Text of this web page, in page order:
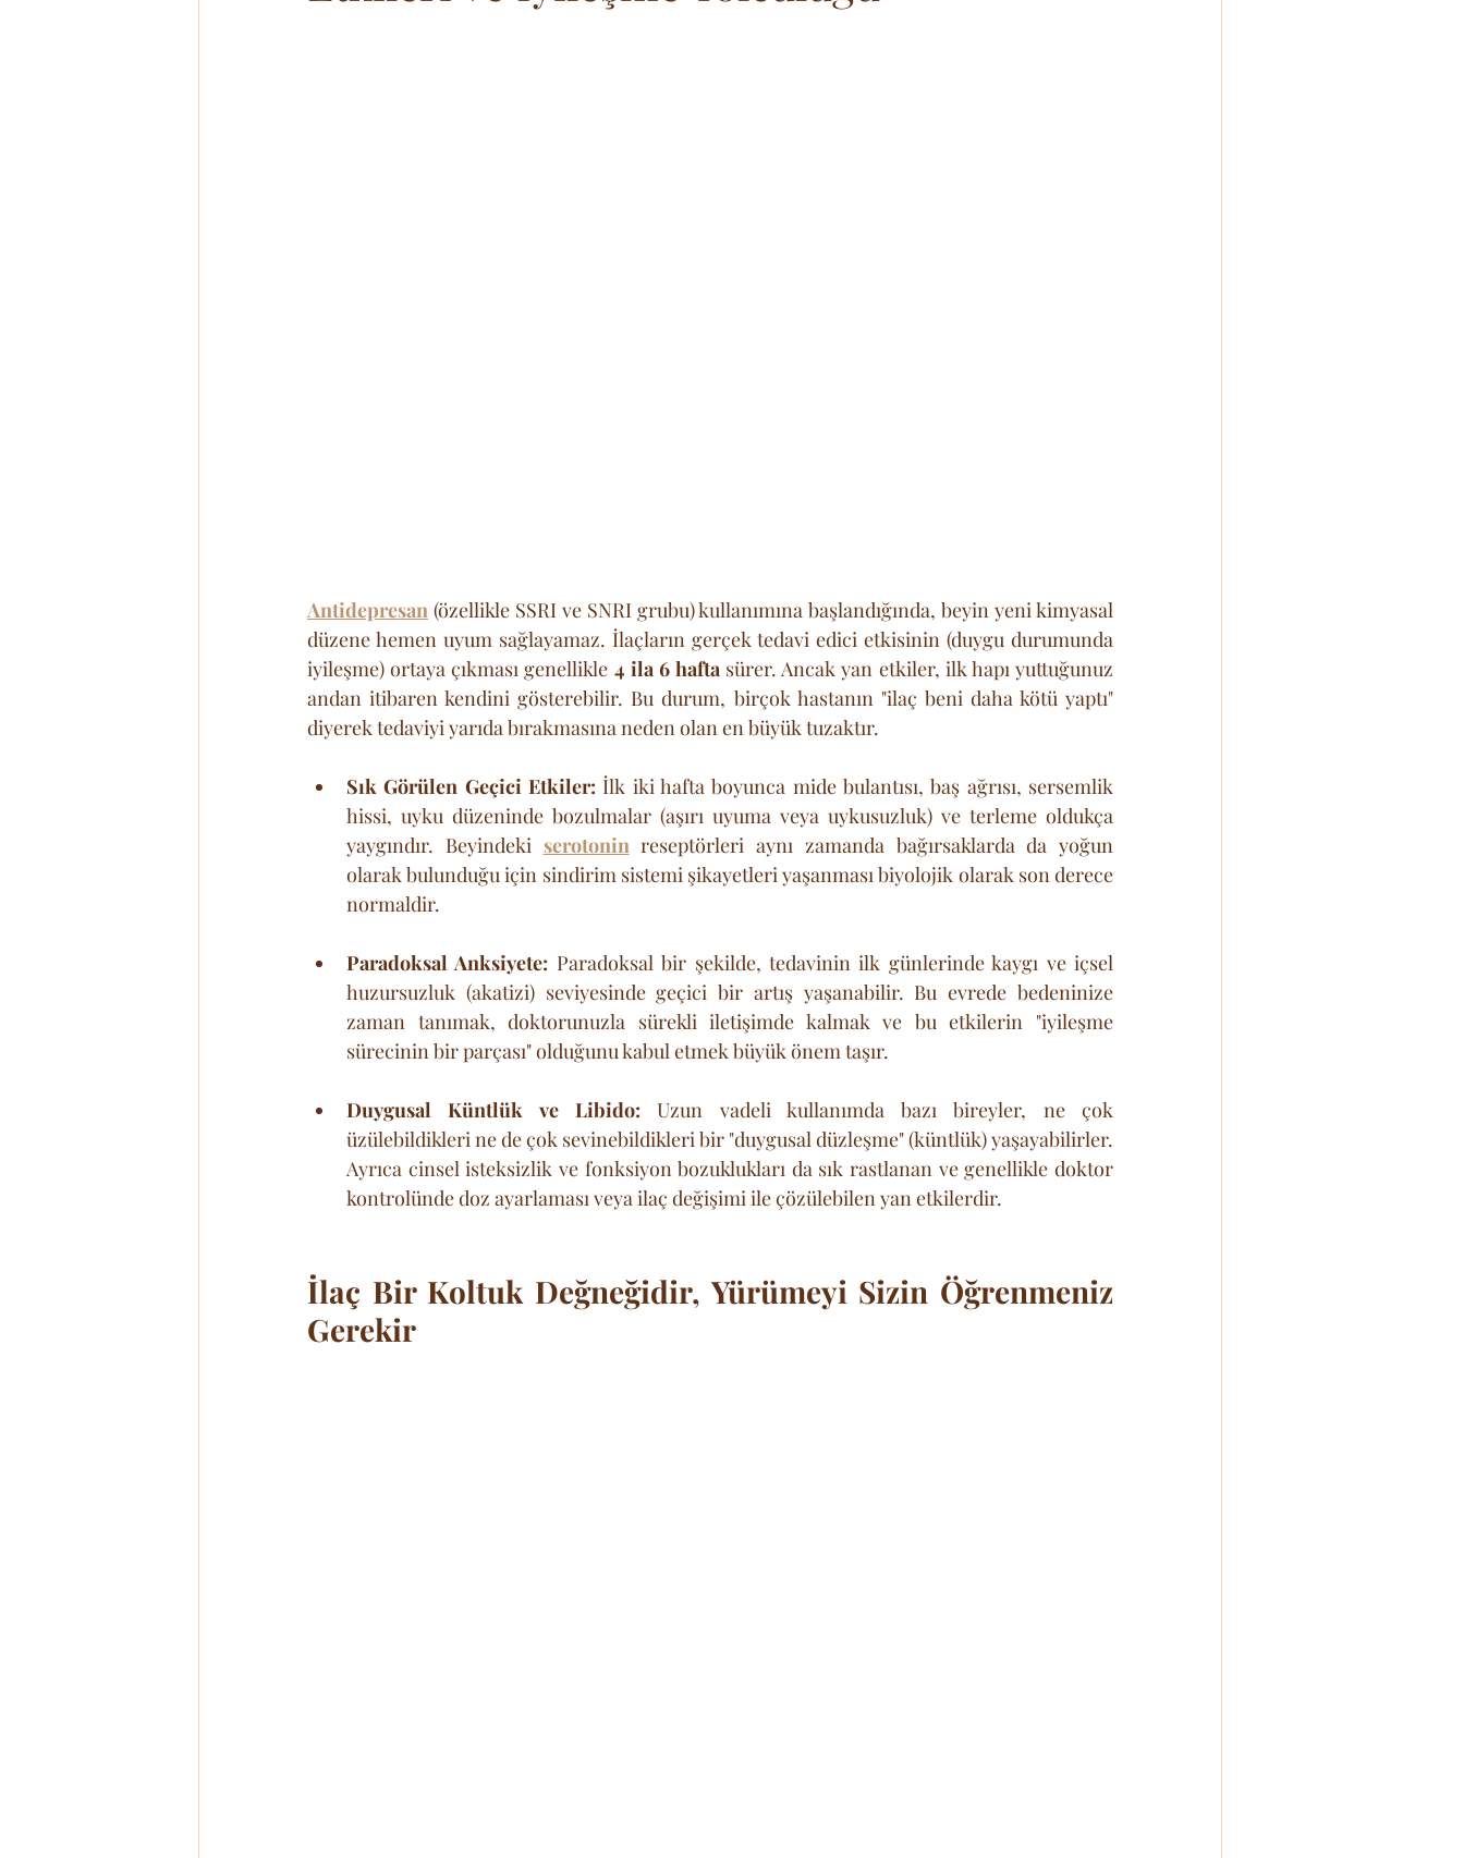
Antidepresan (özellikle SSRI ve SNRI grubu) kullanımına başlandığında, beyin yeni kimyasal
düzene hemen uyum sağlayamaz. İlaçların gerçek tedavi edici etkisinin (duygu durumunda
iyileşme) ortaya çıkması genellikle 4 ila 6 hafta sürer. Ancak yan etkiler, ilk hapı yuttuğunuz
andan itibaren kendini gösterebilir. Bu durum, birçok hastanın "ilaç beni daha kötü yaptı"
diyerek tedaviyi yarıda bırakmasına neden olan en büyük tuzaktır.
Sık Görülen Geçici Etkiler: İlk iki hafta boyunca mide bulantısı, baş ağrısı, sersemlik
hissi, uyku düzeninde bozulmalar (aşırı uyuma veya uykusuzluk) ve terleme oldukça
yaygındır. Beyindeki serotonin reseptörleri aynı zamanda bağırsaklarda da yoğun
olarak bulunduğu için sindirim sistemi şikayetleri yaşanması biyolojik olarak son derece
normaldir.
Paradoksal Anksiyete: Paradoksal bir şekilde, tedavinin ilk günlerinde kaygı ve içsel
huzursuzluk (akatizi) seviyesinde geçici bir artış yaşanabilir. Bu evrede bedeninize
zaman tanımak, doktorunuzla sürekli iletişimde kalmak ve bu etkilerin "iyileşme
sürecinin bir parçası" olduğunu kabul etmek büyük önem taşır.
Duygusal Küntlük ve Libido: Uzun vadeli kullanımda bazı bireyler, ne çok
üzülebildikleri ne de çok sevinebildikleri bir "duygusal düzleşme" (küntlük) yaşayabilirler.
Ayrıca cinsel isteksizlik ve fonksiyon bozuklukları da sık rastlanan ve genellikle doktor
kontrolünde doz ayarlaması veya ilaç değişimi ile çözülebilen yan etkilerdir.
İlaç Bir Koltuk Değneğidir, Yürümeyi Sizin Öğrenmeniz
Gerekir